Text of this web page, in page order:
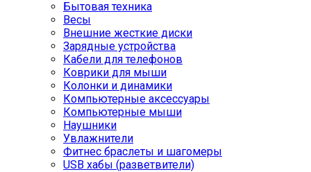
Бытовая техника
Весы
Внешние жесткие диски
Зарядные устройства
Кабели для телефонов
Коврики для мыши
Колонки и динамики
Компьютерные аксессуары
Компьютерные мыши
Наушники
Увлажнители
Фитнес браслеты и шагомеры
USB хабы (разветвители)